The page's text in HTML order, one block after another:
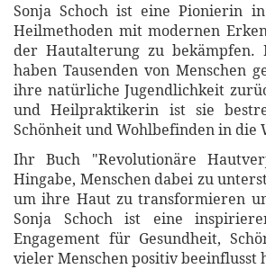
Sonja Schoch ist eine Pionierin
Heilmethoden mit modernen
der Hautalterung zu
haben Tausenden von Menschen
ihre natürliche Jugendlichkeit
und Heilpraktikerin ist sie
Schönheit und Wohlbefinden in die
Ihr Buch "Revolutionäre
Hingabe, Menschen dabei zu
um ihre Haut zu transformieren
Sonja Schoch ist eine
Engagement für Gesundheit,
vieler Menschen positiv beeinflusst